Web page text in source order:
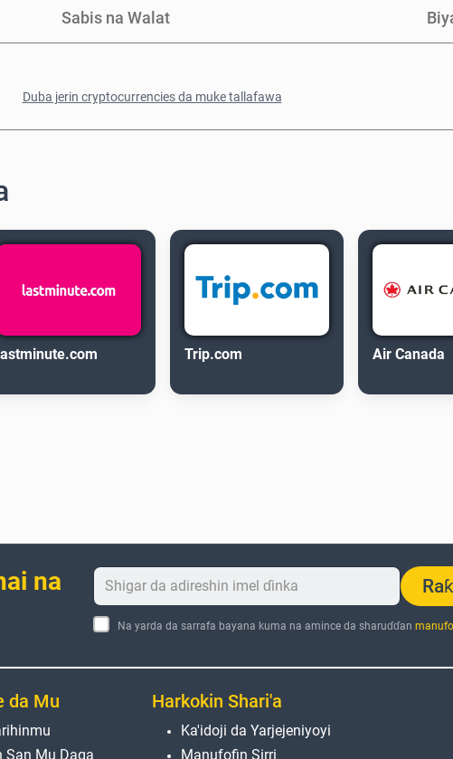
Sabis na Walat
Duba jerin cryptocurrencies da muke tallafawa
Trip.com Air Canada
na
Na yarda da sarrafa bayana kuma na amince da sharuɗɗan
da Mu
San Mu Daga
Harkokin Shari'a
Ka'idoji da Yarjejeniyoyi
Manufofin Sirri